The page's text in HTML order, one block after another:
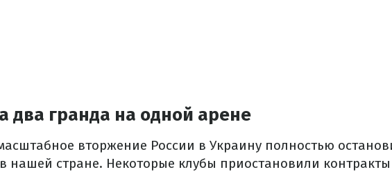
два гранда на одной арене
вторжение России в Украину полностью
нашей стране. Некоторые клубы приостановили